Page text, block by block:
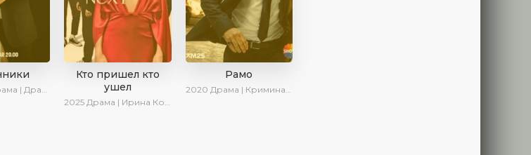
AlisaDirilis | Новинки | Сериалы 2025
Кто пришел кто
ушел
2025 Драма | Ирина Котова | Новинки | Сериалы 2025
Рамо
2020 Драма | Криминал | SesDizi | Ирина Котова